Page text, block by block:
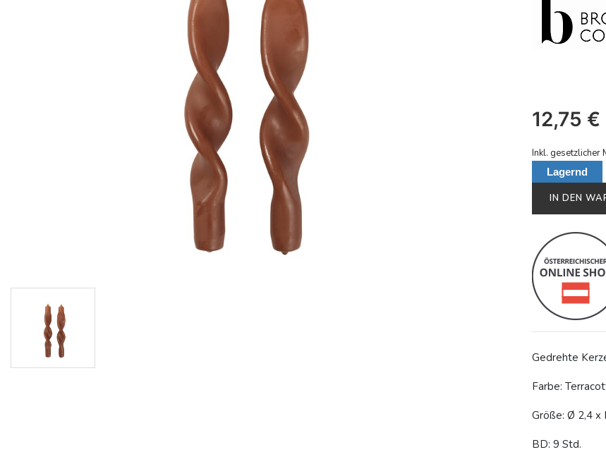
12,75 €
Inkl. gesetzlicher
Lagernd
IN DEN
Gedrehte
Farbe:
Größe: Ø 2,4 x
BD: 9 Std.